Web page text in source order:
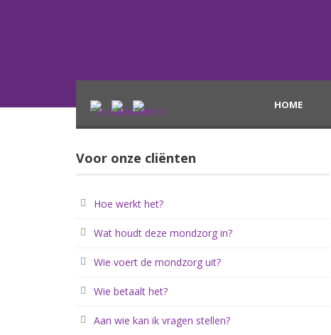
HOME
Voor onze cliënten
Hoe werkt het?
Wat houdt deze mondzorg in?
Wie voert de mondzorg uit?
Wie betaalt het?
Aan wie kan ik vragen stellen?